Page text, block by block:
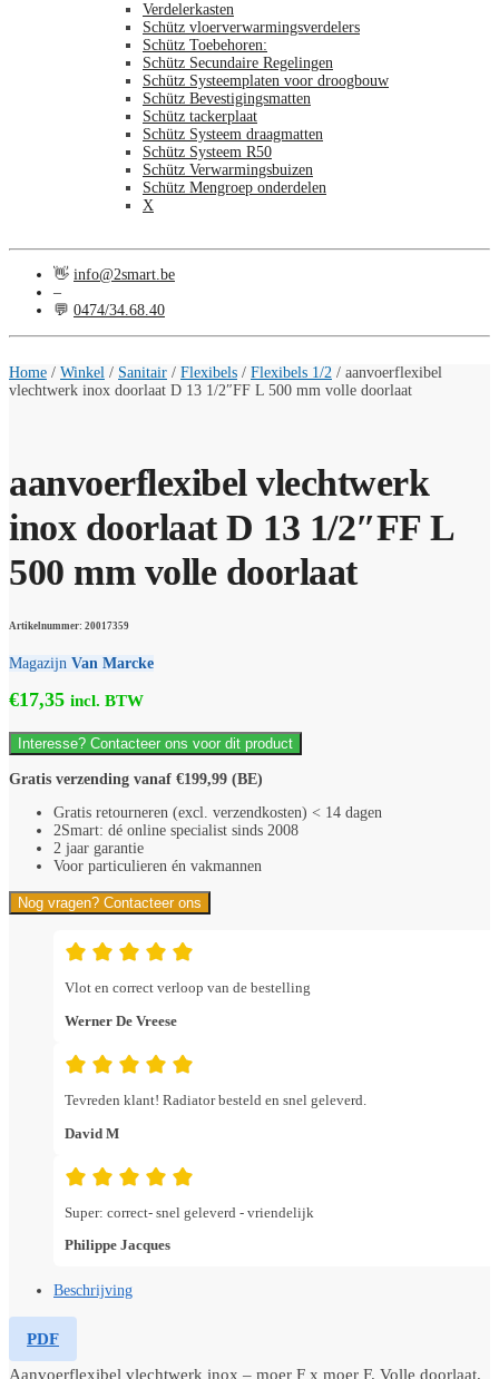
Verdelerkasten
Schütz vloerverwarmingsverdelers
Schütz Toebehoren:
Schütz Secundaire Regelingen
Schütz Systeemplaten voor droogbouw
Schütz Bevestigingsmatten
Schütz tackerplaat
Schütz Systeem draagmatten
Schütz Systeem R50
Schütz Verwarmingsbuizen
Schütz Mengroep onderdelen
X
👋 info@2smart.be
–
💬 0474/34.68.40
Home / Winkel / Sanitair / Flexibels / Flexibels 1/2 / aanvoerflexibel
vlechtwerk inox doorlaat D 13 1/2″FF L 500 mm volle doorlaat
aanvoerflexibel vlechtwerk
inox doorlaat D 13 1/2″FF L
500 mm volle doorlaat
Artikelnummer: 20017359
Magazijn Van Marcke
€17,35 incl. BTW
Interesse? Contacteer ons voor dit product
Gratis verzending vanaf €199,99 (BE)
Gratis retourneren (excl. verzendkosten) < 14 dagen
2Smart: dé online specialist sinds 2008
2 jaar garantie
Voor particulieren én vakmannen
Nog vragen? Contacteer ons
Vlot en correct verloop van de bestelling
Werner De Vreese
Tevreden klant! Radiator besteld en snel geleverd.
David M
Super: correct- snel geleverd - vriendelijk
Philippe Jacques
Beschrijving
PDF
Aanvoerflexibel vlechtwerk inox – moer F x moer F. Volle doorlaat.